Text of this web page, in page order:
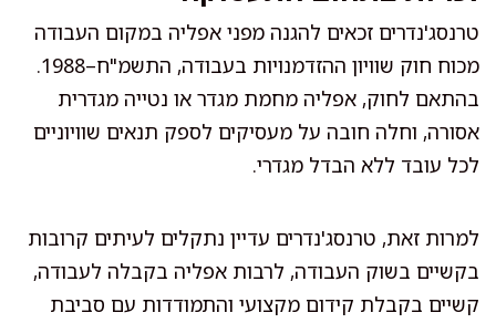
טרנסג'נדרים זכאים להגנה מפני אפליה במקום העבודה
מכוח חוק שוויון ההזדמנויות בעבודה, התשמ"ח–1988.
בהתאם לחוק, אפליה מחמת מגדר או נטייה מגדרית
אסורה, וחלה חובה על מעסיקים לספק תנאים שוויוניים
לכל עובד ללא הבדל מגדרי.
למרות זאת, טרנסג'נדרים עדיין נתקלים לעיתים קרובות
בקשיים בשוק העבודה, לרבות אפליה בקבלה לעבודה,
קשיים בקבלת קידום מקצועי והתמודדות עם סביבת